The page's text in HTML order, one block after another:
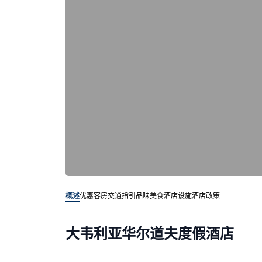
概述优惠客房交通指引 品味美食酒店设施酒店政策
大韦利亚华尔道夫度假酒店